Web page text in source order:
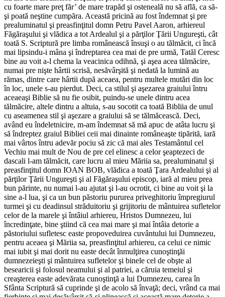
cu foarte mare preţ făr’ de mare trapăd şi osteneală nu să află, ca să-
şi poată neştine cumpăra. Această pricină au fost îndemnat şi pre
prealuminatul şi preasfinţitul domn Petru Pavel Aaron, arhiereul
Făgăraşului şi vlădica a tot Ardealul şi a părţilor Ţării Ungureşti, cât
toată S. Scriptură pre limba românească însuşi o au tălmăcit, ci încă
mai lipsindu-i mâna şi îndreptarea cea mai de pre urmă, Tatăl Ceresc
bine au voit a-l chema la veacinica odihnă, şi aşea acea tălmăcire,
numai pre nişte hârtii scrisă, nesăvârşită şi nedată la lumină au
rămas, dintre care hârtii după aceaea, pentru multele mutări din loc
în loc, unele s-au pierdut. Deci, ca stilul şi aşezarea graiului întru
aceaeaşi Biblie să nu fie osibit, puindu-se unele dintru acea
tălmăcire, altele dintru a altuia, s-au socotit ca toată Bibliia de unul
cu aseamenea stil şi aşezare a graiului să se tălmăcească. Deci,
având eu îndeletnicire, m-am îndemnat să mă apuc de atâta lucru şi
să îndreptez graiul Bibliei ceii mai dinainte româneaşte tipărită, iară
mai vârtos întru adevăr pociu să zic că mai ales Testamântul cel
Vechiu mai mult de Nou de pre cel elinesc a celor şeaptezeci de
dascali l-am tălmăcit, care lucru al mieu Măriia sa, prealuminatul şi
preasfinţitul domn IOAN BOB, vlădica a toată Ţara Ardealului şi al
părţilor Ţării Ungureşti şi al Făgăraşului episcop, iară al mieu prea
bun părinte, nu numai l-au ajutat şi l-au ocrotit, ci bine au voit şi la
sine a-l lua, şi ca un bun păstoriu pururea priveghitoriu împregiurul
turmei şi cu deadinsul străduitoriu şi grijitoriu de mântuirea sufletelor
celor de la marele şi întâiul arhiereu, Hristos Dumnezeu, lui
încredinţate, bine ştiind că cea mai mare şi mai întâia detorie a
păstoriului sufletesc easte propoveduirea cuvântului lui Dumnezeu,
pentru aceaea şi Măriia sa, preasfinţitul arhiereu, ca celui ce nimic
mai iubit şi mai dorit nu easte decât înmulţirea cunoştinţăi
dumnezeieşti şi mântuirea sufletelor şi binele cel de obşte al
besearicii şi folosul neamului şi al patriei, a căruia temeiul şi
creaşterea easte adevărata cunoştinţă a lui Dumnezeu, carea în
Sfânta Scriptură să cuprinde şi de acolo să învaţă; deci, vrând ca mai